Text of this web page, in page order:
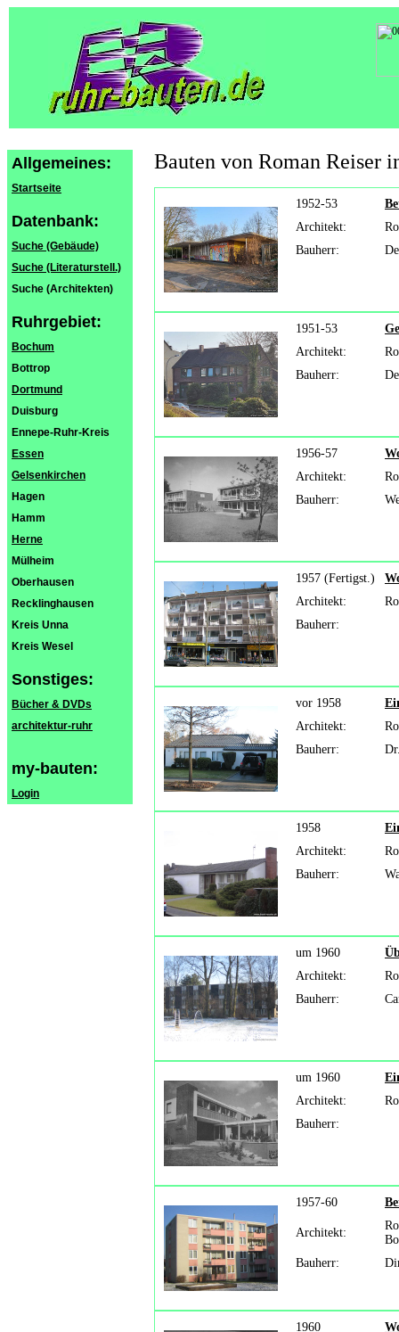
Allgemeines:
Startseite
Datenbank:
Suche (Gebäude)
Suche (Literaturstell.)
Suche (Architekten)
Ruhrgebiet:
Bochum
Bottrop
Dortmund
Duisburg
Ennepe-Ruhr-Kreis
Essen
Gelsenkirchen
Hagen
Hamm
Herne
Mülheim
Oberhausen
Recklinghausen
Kreis Unna
Kreis Wesel
Sonstiges:
Bücher & DVDs
architektur-ruhr
my-bauten:
Login
Bauten von Roman Reiser
1952-53
Architekt:
Bauherr:
1951-53
Architekt:
Bauherr:
1956-57
Architekt:
Bauherr:
1957 (Fertigst.)
Architekt:
Bauherr:
vor 1958
Architekt:
Bauherr:
1958
Architekt:
Bauherr:
um 1960
Architekt:
Bauherr:
um 1960
Architekt:
Bauherr:
1957-60
Architekt:
Bauherr:
1960